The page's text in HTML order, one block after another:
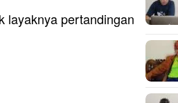
layaknya pertandingan